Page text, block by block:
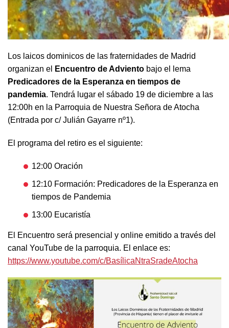
Los laicos dominicos de las fraternidades de Madrid
organizan el
Encuentro de Adviento bajo el lema
Predicadores de la Esperanza en tiempos de
pandemia. Tendrá lugar el sábado 19 de diciembre a las
12:00h en la Parroquia de Nuestra Señora de Atocha
(Entrada por c/ Julián Gayarre nº1).
El programa del retiro es el siguiente:
12:00 Oración
12:10 Formación: Predicadores de la Esperanza en
tiempos de Pandemia
13:00 Eucaristía
El Encuentro será presencial y online emitido a través del
canal YouTube de la parroquia. El enlace es:
https://www.youtube.com/c/BasílicaNtraSradeAtocha